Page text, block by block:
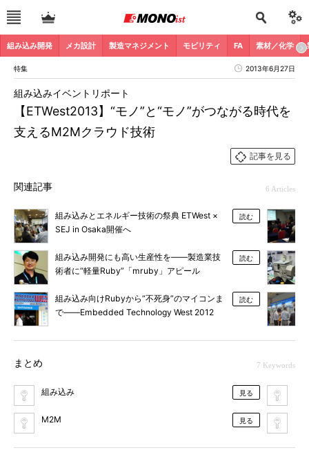
組み込み開発 メカ設計 製造マネジメント モビリティ FA 素材／化学
特集 2013年6月27日
【ETWest2013】“モノ”と“モノ”がつながる時代を
支えるM2Mクラウド技術
組み込みイベントリポート
記事を見る
関連記事 6 Articles
組み込みとエネルギー技術の祭典 ETWest ×
SEJ in Osaka開催へ
読む
組み込み開発にも高い生産性を――製造業技
術者に“軽量Ruby”「mruby」アピール
読む
組み込み向けRubyから“不死身”のマイコンま
で――Embedded Technology West 2012
読む
まとめ 7 Keywords
組み込み 見る
M2M 見る